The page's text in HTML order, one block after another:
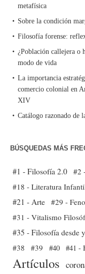
metafísica
Sobre la condición
Filosofía forense:
¿Población callejera o
modo de vida
La importancia
comercio colonial en
XIV
Catálogo razonado de
BÚSQUEDAS MÁS
#1 - Filosofía 2.0 #2
#18 - Literatura
#21 - Arte #29 -
#31 - Vitalismo
#35 - Filosofía desde
#38
#39 #40 #41 -
Artículos